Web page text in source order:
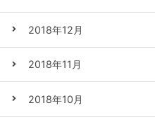
2018年12月
2018年11月
2018年10月